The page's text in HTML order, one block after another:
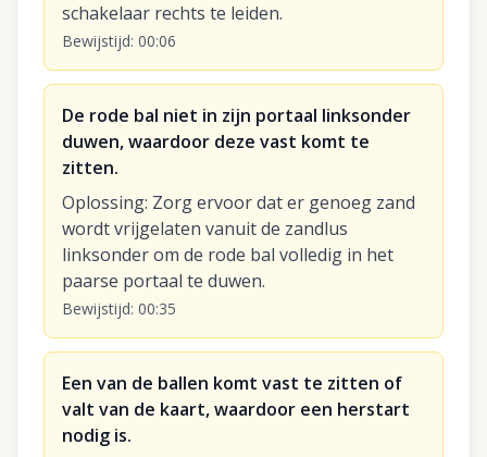
schakelaar rechts te leiden.
Bewijstijd: 00:06
De rode bal niet in zijn portaal linksonder
duwen, waardoor deze vast komt te
zitten.
Oplossing: Zorg ervoor dat er genoeg zand
wordt vrijgelaten vanuit de zandlus
linksonder om de rode bal volledig in het
paarse portaal te duwen.
Bewijstijd: 00:35
Een van de ballen komt vast te zitten of
valt van de kaart, waardoor een herstart
nodig is.